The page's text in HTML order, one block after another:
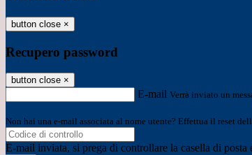
button close ×
Recupero password
button close ×
E-mail Verrà inviato un
Non hai una e-mail associata al nome utente? Effettua il reset
E-mail inviata, si prega di controllare la casella di posta